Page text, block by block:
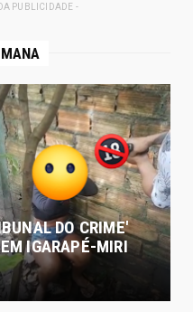
PUBLICIDADE -
DO CRIME'
IGARAPÉ-MIRI